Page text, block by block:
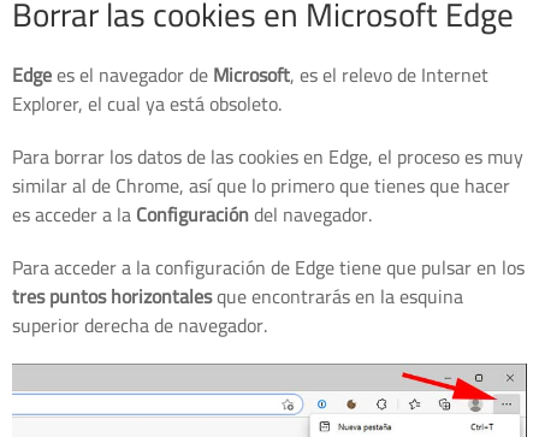
Borrar las cookies en Microsoft Edge
Edgees el navegador deMicrosoft, es el relevo de Internet
Explorer, el cual ya está obsoleto.
Para borrar los datos de las cookies en Edge, el proceso es muy
similar al de Chrome, así que lo primero que tienes que hacer
es acceder a laConfiguracióndel navegador.
Para acceder a la configuración de Edge tiene que pulsar en los
tres puntos horizontalesque encontrarás en la esquina
superior derecha de navegador.